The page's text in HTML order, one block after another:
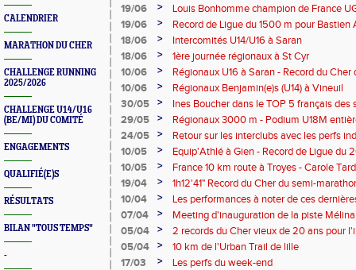
CALENDRIER
MARATHON DU CHER
CHALLENGE RUNNING
2025/2026
CHALLENGE U14/U16
(BE/MI) DU COMITÉ
ENGAGEMENTS
QUALIFIÉ(E)S
RÉSULTATS
BILAN "TOUS TEMPS"
-
19/06
>
Louis Bonhomme champion de France
5'45"83
19/06 >
Record de Ligue du 1500 m pour
18/06
>
Intercomités U14/U16 à Saran
18/06
>
1ère journée régionaux à St Cyr
10/06
>
Régionaux U16 à Saran - Record du
Bonhomme - 2'38"80
10/06 >
Régionaux Benjamin(e)s (U14) à Vineuil
30/05
>
Ines Boucher dans le TOP 5 français des
29/05
>
Régionaux 3000 m - Podium U18M
24/05
>
Retour sur les interclubs avec les perfs
10/05
>
Equip'Athlé à Gien - Record de Ligue du
Picy en 6'33"53
10/05 >
France 10 km route à Troyes - Carole
19/04
>
1h12'41" Record du Cher du semi-
10/04
>
Les performances à noter de ces
07/04
>
Meeting d'inauguration de la piste
05/04
>
2 records du Cher vieux de 20 ans pour
Mélina Robert-Michon
05/04 >
10 km de l'Urban Trail de lille
17/03
>
Les perfs du week-end